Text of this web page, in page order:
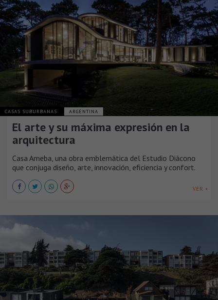
CASAS SUBURBANAS ARGENTINA
El arte y su máxima expresión en la
arquitectura
Casa Ameba, una obra emblemática del Estudio Diácono
que conjuga diseño, arte, innovación, eficiencia y confort.
VER +